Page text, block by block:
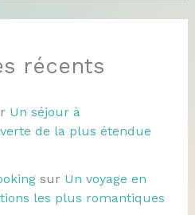
récents
Un séjour à
de la plus étendue
sur Un voyage en
les plus romantiques